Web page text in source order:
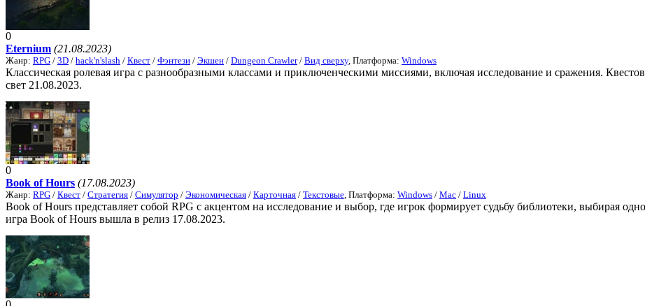
0
Eternium (21.08.2023)
Жанр: RPG / 3D / hack'n'slash / Квест / Фэнтези / Экшен / Dungeon Crawler/ Вид сверху, Платформа: Windows
Классическая ролевая игра с разнообразными классами и приключенческими миссиями, включая исследование и сражения.
свет 21.08.2023.
0
Book of Hours (17.08.2023)
Жанр: RPG / Квест / Стратегия / Симулятор / Экономическая / Карточная / Текстовые , Платформа: Windows / Mac / Linux
Book of Hours представляет собой RPG с акцентом на исследование и выбор, где игрок формирует судьбу библиотеки, выбирая
игра Book of Hours вышла в релиз 17.08.2023.